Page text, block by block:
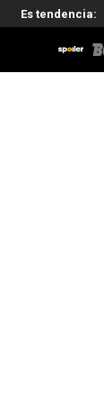
Es tendencia: